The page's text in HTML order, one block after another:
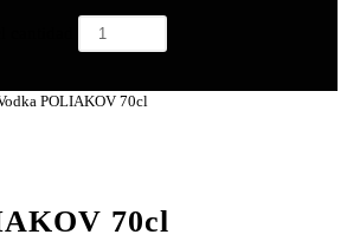
POLIAKOV 70cl
70cl